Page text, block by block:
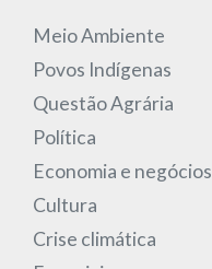
Meio Ambiente
Povos Indígenas
Questão Agrária
Política
Economia e negócios
Cultura
Crise climática